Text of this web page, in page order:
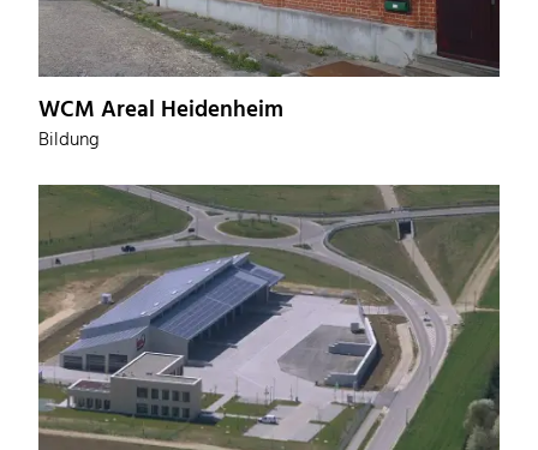
WCM Areal Heidenheim
Bildung